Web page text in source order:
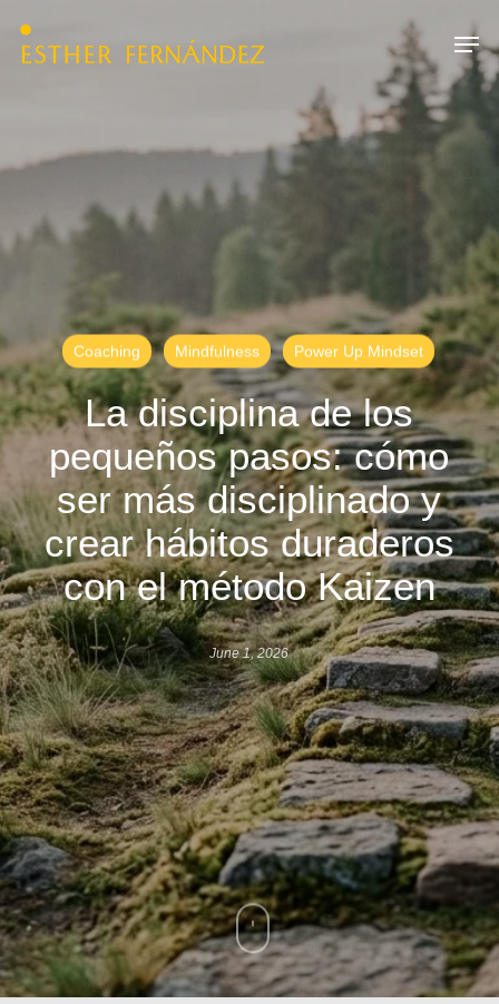
Coaching Mindfulness Power Up Mindset
La disciplina de los
pequeños pasos: cómo
ser más disciplinado y
crear hábitos duraderos
con el método Kaizen
June 1, 2026